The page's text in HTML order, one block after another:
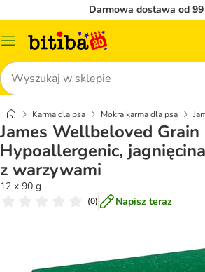
Darmowa dostawa od 99
Menu
Szukaj
Karma dla psa Mokra karma dla psa
James Wellbeloved Grain
Hypoallergenic,
z warzywami
12 x 90 g
(0) Napisz teraz